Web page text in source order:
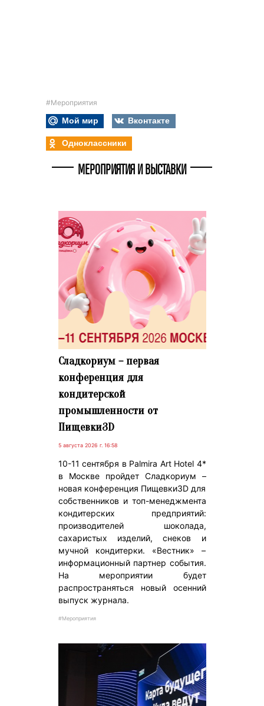
#Мероприятия
Мой мир
Вконтакте
Одноклассники
МЕРОПРИЯТИЯ И ВЫСТАВКИ
Сладкориум – первая
конференция для
кондитерской
промышленности от
Пищевки3D
5 августа 2026 г. 16:58
10-11 сентября в Palmira Art Hotel 4*
в Москве пройдет Сладкориум –
новая конференция Пищевки3D для
собственников и топ-менеджмента
кондитерских предприятий:
производителей шоколада,
сахаристых изделий, снеков и
мучной кондитерки. «Вестник» –
информационный партнер события.
На мероприятии будет
распространяться новый осенний
выпуск журнала.
#Мероприятия